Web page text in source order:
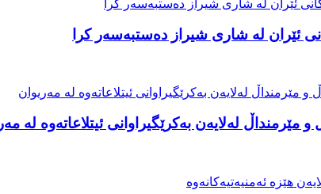
ئێران لە شاری شیراز دەستبەسەر کرا